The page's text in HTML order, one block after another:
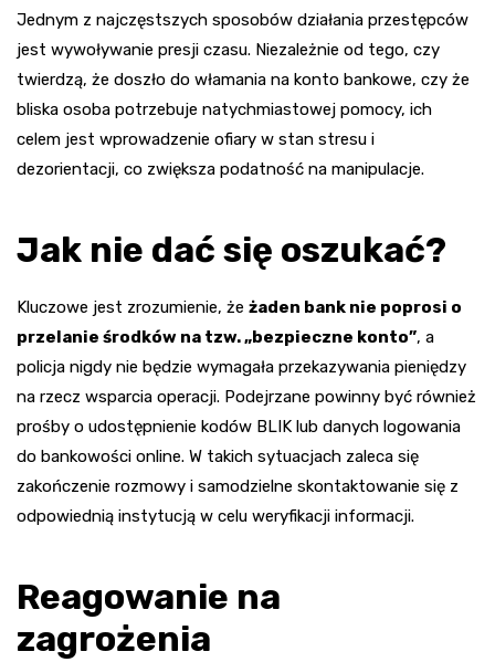
Jednym z najczęstszych sposobów działania przestępców
jest wywoływanie presji czasu. Niezależnie od tego, czy
twierdzą, że doszło do włamania na konto bankowe, czy że
bliska osoba potrzebuje natychmiastowej pomocy, ich
celem jest wprowadzenie ofiary w stan stresu i
dezorientacji, co zwiększa podatność na manipulacje.
Jak nie dać się oszukać?
Kluczowe jest zrozumienie, że żaden bank nie poprosi o
przelanie środków na tzw. „bezpieczne konto”, a
policja nigdy nie będzie wymagała przekazywania pieniędzy
na rzecz wsparcia operacji. Podejrzane powinny być również
prośby o udostępnienie kodów BLIK lub danych logowania
do bankowości online. W takich sytuacjach zaleca się
zakończenie rozmowy i samodzielne skontaktowanie się z
odpowiednią instytucją w celu weryfikacji informacji.
Reagowanie na
zagrożenia